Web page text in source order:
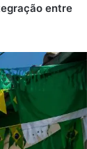
entre